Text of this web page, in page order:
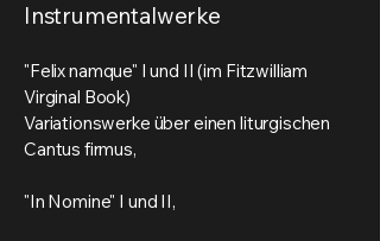
Instrumentalwerke
"Felix namque" I und II (im Fitzwilliam
Virginal Book)
Variationswerke über einen liturgischen
Cantus firmus,
"In Nomine" I und II,